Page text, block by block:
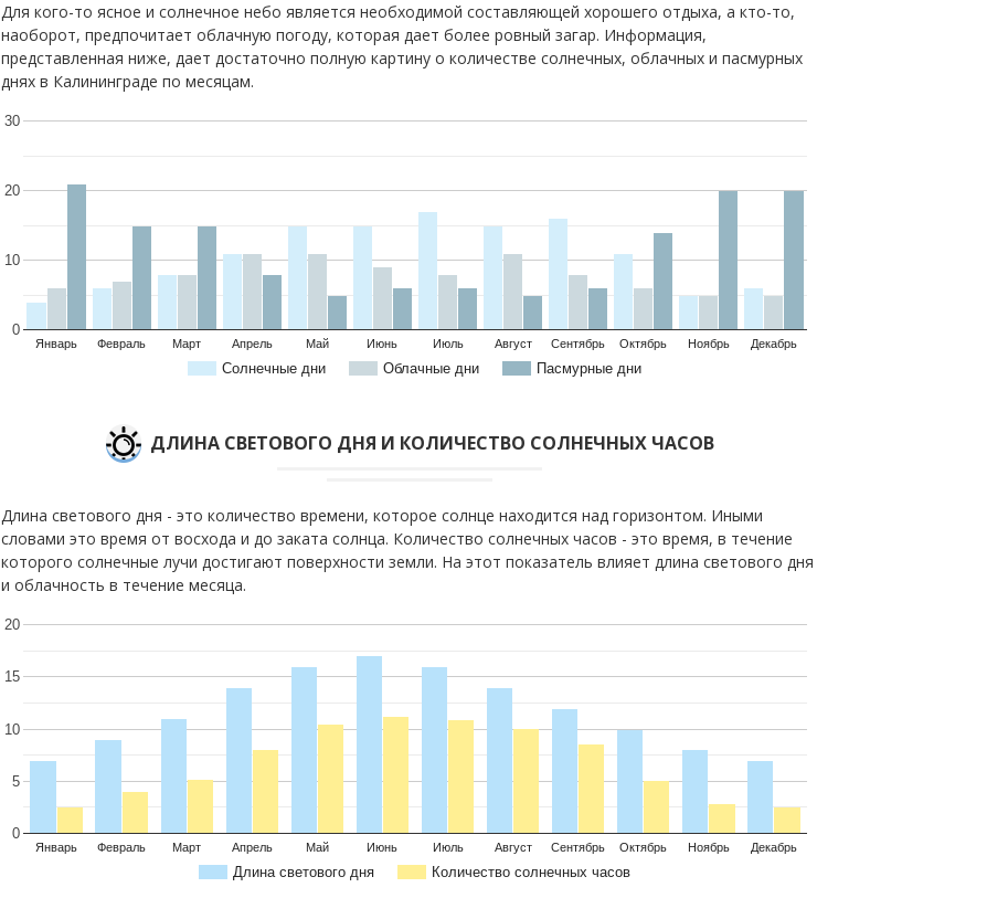
Для кого-то ясное и солнечное небо является необходимой составляющей хорошего отдыха, а кто-то,
наоборот, предпочитает облачную погоду, которая дает более ровный загар. Информация,
представленная ниже, дает достаточно полную картину о количестве солнечных, облачных и пасмурных
днях в Калининграде по месяцам.
Солнечные дни Облачные дни Пасмурные дни
Январь Февраль Март Апрель Май Июнь Июль Август Сентябрь Октябрь Ноябрь Декабрь
0
10
20
30
ДЛИНА СВЕТОВОГО ДНЯ И КОЛИЧЕСТВО СОЛНЕЧНЫХ ЧАСОВ
Длина светового дня - это количество времени, которое солнце находится над горизонтом. Иными
словами это время от восхода и до заката солнца. Количество солнечных часов - это время, в течение
которого солнечные лучи достигают поверхности земли. На этот показатель влияет длина светового дня
и облачность в течение месяца.
Длина светового дня Количество солнечных часов
Январь Февраль Март Апрель Май Июнь Июль Август Сентябрь Октябрь Ноябрь Декабрь
0
5
10
15
20